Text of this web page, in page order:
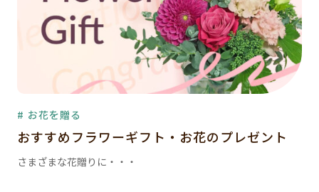
# お花を贈る
おすすめフラワーギフト・お花のプレゼント
さまざまな花贈りに・・・